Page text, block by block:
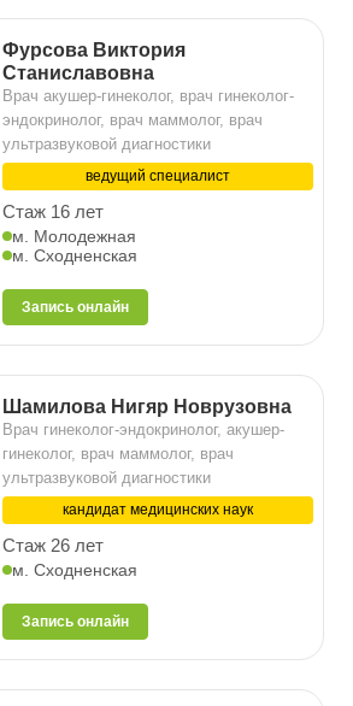
Фурсова Виктория
Станиславовна
Врач акушер-гинеколог, врач гинеколог-
эндокринолог, врач маммолог, врач
ультразвуковой диагностики
ведущий специалист
Стаж 16 лет
м. Молодежная
м. Сходненская
Запись онлайн
Шамилова Нигяр Новрузовна
Врач гинеколог-эндокринолог, акушер-
гинеколог, врач маммолог, врач
ультразвуковой диагностики
кандидат медицинских наук
Стаж 26 лет
м. Сходненская
Запись онлайн